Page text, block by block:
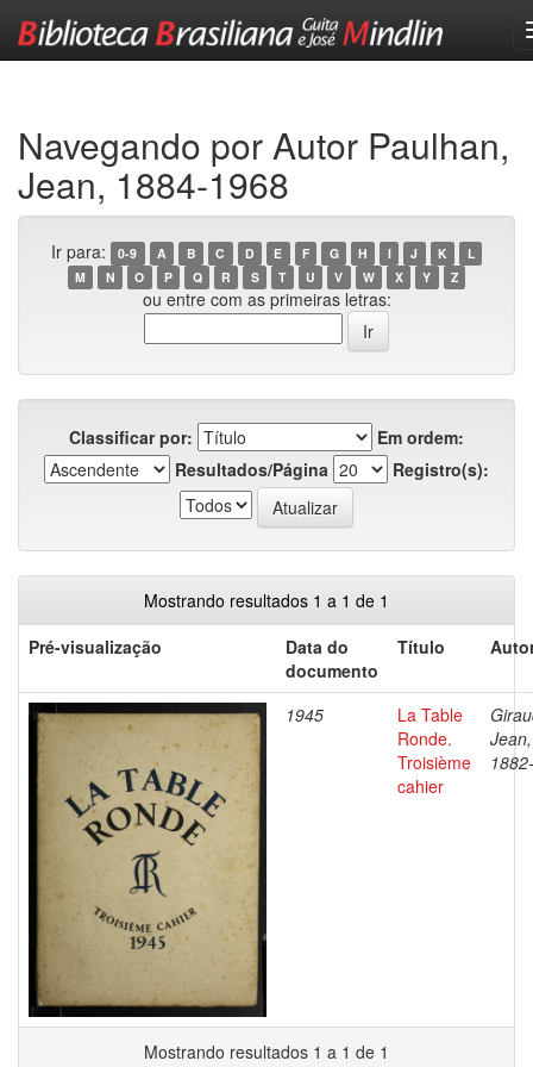
Navegando por Autor Paulhan,
Jean, 1884-1968
Ir para: 0-9 A B C D E F G H I J K
L
M
N O P Q R S T U V W X Y Z
ou entre com as primeiras letras:
Classificar por:
Em ordem:
Resultados/Página
Registro(s):
Mostrando resultados 1 a 1 de 1
Pré-visualização
Data do
documento
Título
1945
La Table
Ronde.
Troisième
cahier
Jean,
Mostrando resultados 1 a 1 de 1